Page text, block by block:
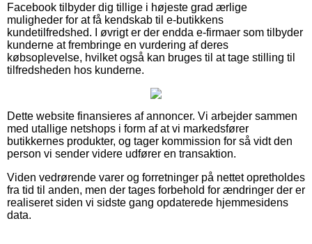
Facebook tilbyder dig tillige i højeste grad ærlige
muligheder for at få kendskab til e-butikkens
kundetilfredshed. I øvrigt er der endda e-firmaer som tilbyder
kunderne at frembringe en vurdering af deres
købsoplevelse, hvilket også kan bruges til at tage stilling til
tilfredsheden hos kunderne.
Dette website finansieres af annoncer. Vi arbejder sammen
med utallige netshops i form af at vi markedsfører
butikkernes produkter, og tager kommission for så vidt den
person vi sender videre udfører en transaktion.
Viden vedrørende varer og forretninger på nettet opretholdes
fra tid til anden, men der tages forbehold for ændringer der er
realiseret siden vi sidste gang opdaterede hjemmesidens
data.